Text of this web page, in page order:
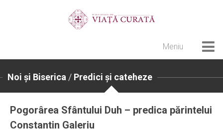
Meniu
Pateric Atonit
Istoria Bisericii
Noi și Biserica / Predici și cateheze
Pogorârea Sfântului Duh – predica părintelui
Constantin Galeriu